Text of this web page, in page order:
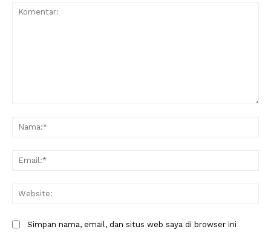
Simpan nama, email, dan situs web saya di browser ini